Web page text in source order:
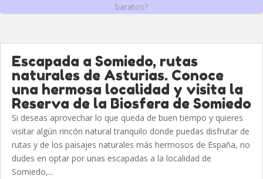
baratos?
Escapada a Somiedo, rutas
naturales de Asturias. Conoce
una hermosa localidad y visita la
Reserva de la Biosfera de Somiedo
Si deseas aprovechar lo que queda de buen tiempo y quieres
visitar algún rincón natural tranquilo donde puedas disfrutar de
rutas y de los paisajes naturales más hermosos de España, no
dudes en optar por unas escapadas a la localidad de
Somiedo,...